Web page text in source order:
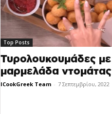
Top Posts
Τυρολουκουμάδες με
μαρμελάδα ντομάτας
ICookGreek Team - 7 Σεπτεμβρίου, 2022